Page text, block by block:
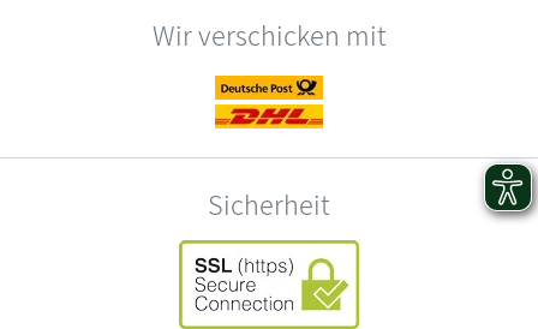
Wir verschicken mit
Sicherheit